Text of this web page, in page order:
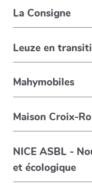
La Consigne
Leuze en
Mahymobiles
Maison Croix-
NICE ASBL -
et écologique